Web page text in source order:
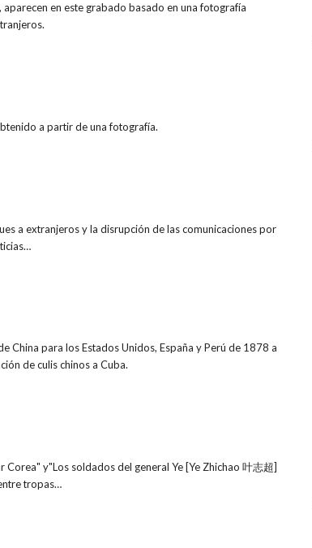
en este grabado basado en una fotografía
a partir de una fotografía.
a extranjeros y la disrupción de las comunicaciones por
China para los Estados Unidos, España y Perú de 1878 a
de culis chinos a Cuba.
y"Los soldados del general Ye [Ye Zhichao 叶志超]
tropas…